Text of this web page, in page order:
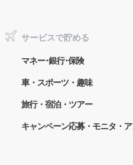
サービスで貯める
マネー･銀行･保険
車・スポーツ・趣味
旅行・宿泊・ツアー
キャンペーン応募・モニタ・